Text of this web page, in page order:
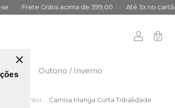
Até 3x no cartão sem juros 10% Primeira
0
Outono / Inverno
da Lambu Camisa Manga Curta Tribalidade